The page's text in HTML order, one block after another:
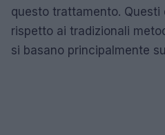
questo trattamento.
rispetto ai tradizionali
si basano principalmente su